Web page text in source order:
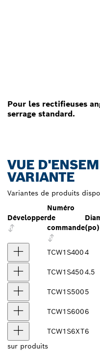
Pour les rectifieuses
serrage standard.
VUE
VARIANTE
Variantes de produits
Développer
Numéro
de
commande(po)
TCW1S4004
TCW1S4504.5
TCW1S5005
TCW1S6006
TCW1S6XT6
sur produits